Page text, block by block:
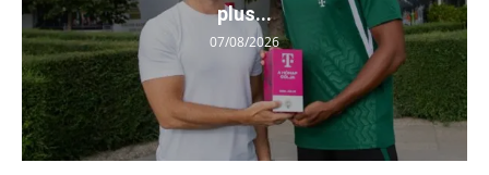
plus...
07/08/2026